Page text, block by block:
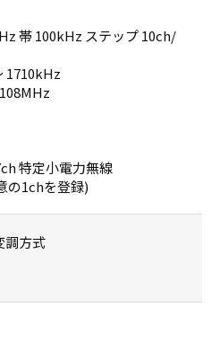
帯 100kHz ステップ 10ch/
1710kHz
特定小電力無線
の1chを登録)
調方式